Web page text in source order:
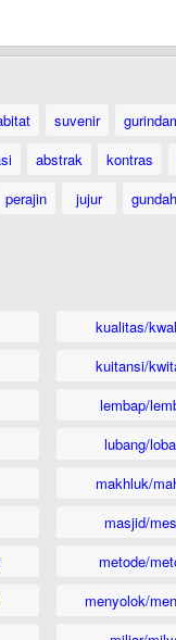
suvenir
abstrak kontras
perajin jujur gundah
kualitas/
kuitansi/
lembap/
lubang/
makhluk/
masjid/
metode/
menyolok/